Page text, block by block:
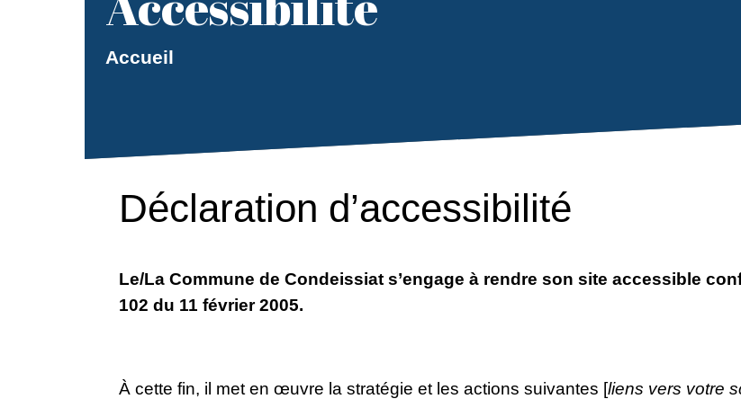
Accueil
Déclaration d’accessibilité
Le/La Commune de Condeissiat s’engage à rendre son site accessible
102 du 11 février 2005.
À cette fin, il met en œuvre la stratégie et les actions suivantes [liens vers votre